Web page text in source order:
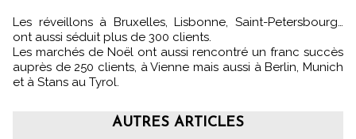
Les réveillons à Bruxelles, Lisbonne, Saint-Petersbourg…
ont aussi séduit plus de 300 clients.
Les marchés de Noël ont aussi rencontré un franc succès
auprès de 250 clients, à Vienne mais aussi à Berlin, Munich
et à Stans au Tyrol.
AUTRES ARTICLES